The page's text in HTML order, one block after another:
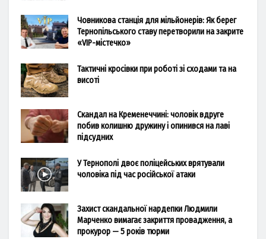
Човникова станція для мільйонерів: Як берег
Тернопільського ставу перетворили на закрите
«VIP-містечко»
Тактичні кросівки при роботі зі сходами та на
висоті
Скандал на Кременеччині: чоловік вдруге
побив колишню дружину і опинився на лаві
підсудних
У Тернополі двоє поліцейських врятували
чоловіка під час російської атаки
Захист скандальної нардепки Людмили
Марченко вимагає закриття провадження, а
прокурор — 5 років тюрми